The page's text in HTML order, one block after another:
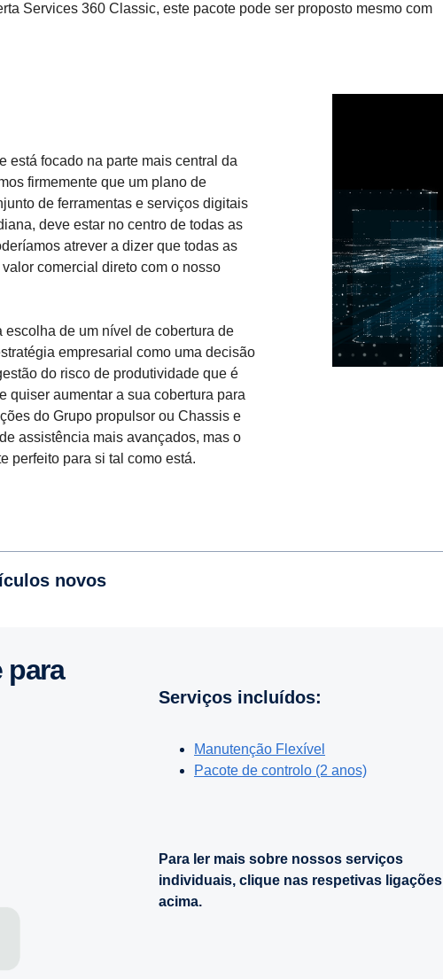
Services 360 Classic, este pacote pode ser proposto mesmo com
está focado na parte mais central da
firmemente que um plano de
de ferramentas e serviços digitais
deve estar no centro de todas as
atrever a dizer que todas as
comercial direto com o nosso
escolha de um nível de cobertura de
empresarial como uma decisão
do risco de produtividade que é
quiser aumentar a sua cobertura para
do Grupo propulsor ou Chassis e
assistência mais avançados, mas o
perfeito para si tal como está.
novos
Serviços incluídos:
Manutenção Flexível
Pacote de controlo (2 anos)
Para ler mais sobre nossos serviços
individuais, clique nas respetivas ligações
acima.